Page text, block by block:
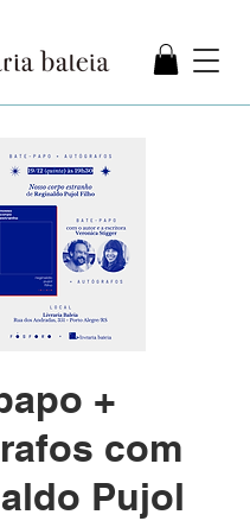
+
com
Pujol